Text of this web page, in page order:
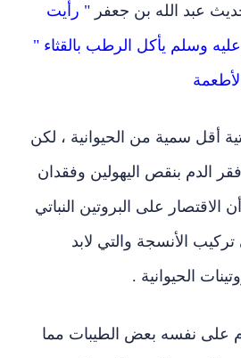
عبد الله بن جعفر " رأيت
وسلم يأكل الرطب بالقثاء "
أقل سمية من الحيوانية ، لكن
الدم بنقص اليهولين وفقدان
ب 12 ، كما أن الاقتصار على البروتين النباتي
الأنسجة والتي لابد
الحيوانية .
على نفسه بعض الطيبات مما